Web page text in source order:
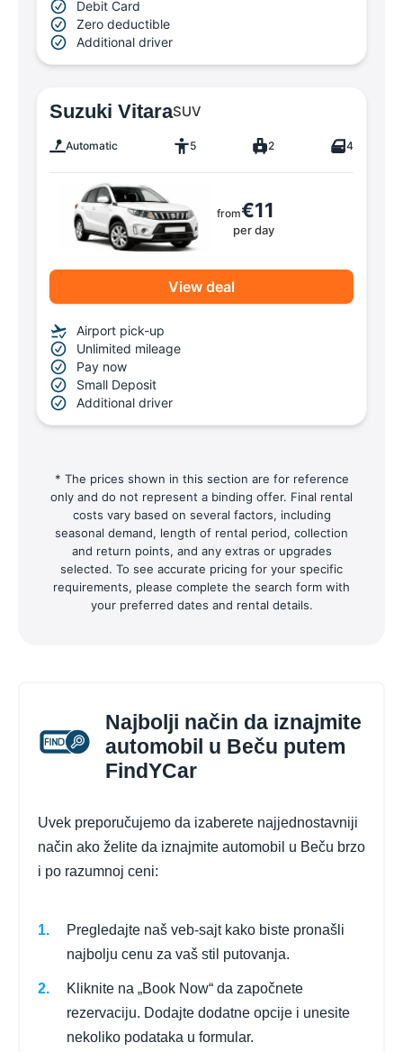
Debit Card
Zero deductible
Additional driver
Suzuki VitaraSUV
Automatic 5 2 4
from€11
per day
View deal
Airport pick-up
Unlimited mileage
Pay now
Small Deposit
Additional driver
* The prices shown in this section are for reference
only and do not represent a binding offer. Final rental
costs vary based on several factors, including
seasonal demand, length of rental period, collection
and return points, and any extras or upgrades
selected. To see accurate pricing for your specific
requirements, please complete the search form with
your preferred dates and rental details.
Najbolji način da iznajmite
automobil u Beču putem
FindYCar
Uvek preporučujemo da izaberete najjednostavniji
način ako želite da iznajmite automobil u Beču brzo
i po razumnoj ceni:
Pregledajte naš veb-sajt kako biste pronašli
najbolju cenu za vaš stil putovanja.
Kliknite na „Book Now“ da započnete
rezervaciju. Dodajte dodatne opcije i unesite
nekoliko podataka u formular.